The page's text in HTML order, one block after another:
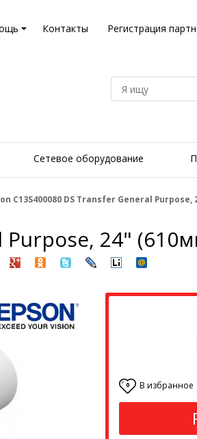
Контакты Регистрация
Сетевое оборудование
C13S400080 DS Transfer General
Purpose, 24"
0 В избранное